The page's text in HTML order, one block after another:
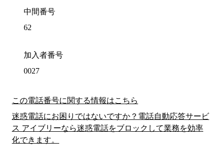
中間番号
62
加入者番号
0027
この電話番号に関する情報はこちら
迷惑電話にお困りではないですか？電話自動応答サービ
ス アイブリーなら迷惑電話をブロックして業務を効率
化できます。